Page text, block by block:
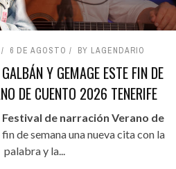
6 DE AGOSTO BY LAGENDARIO
Y GEMAGE ESTE FIN DE
DE CUENTO 2026 TENERIFE
Festival de narración Verano de
de semana una nueva cita con la
palabra y la...